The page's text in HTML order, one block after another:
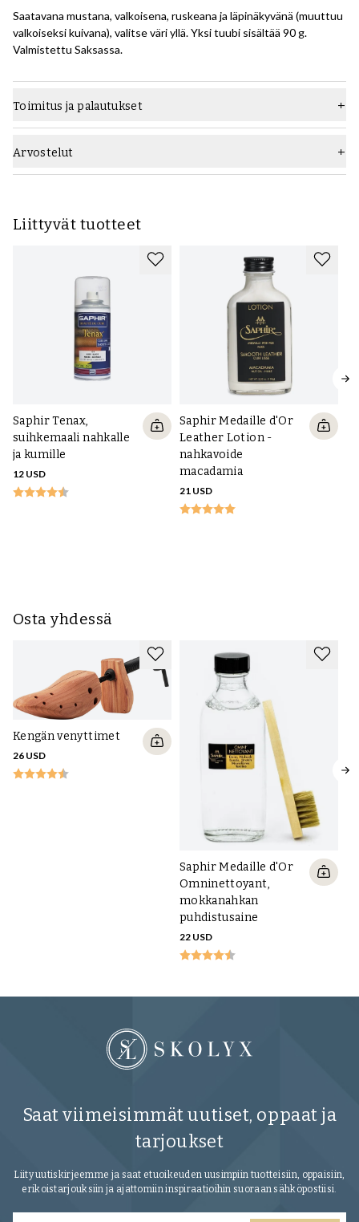
Saatavana mustana, valkoisena, ruskeana ja läpinäkyvänä (muuttuu
valkoiseksi kuivana), valitse väri yllä. Yksi tuubi sisältää 90 g.
Valmistettu Saksassa.
Toimitus ja palautukset
Arvostelut
Liittyvät tuotteet
Saphir Tenax,
suihkemaali nahkalle
ja kumille
12 USD
Saphir Medaille d'Or
Leather Lotion -
nahkavoide
macadamia
21 USD
Osta yhdessä
Kengän venyttimet
26 USD
Saphir Medaille d'Or
Omninettoyant,
mokkanahkan
puhdistusaine
22 USD
Saat viimeisimmät uutiset, oppaat ja
tarjoukset
Liity uutiskirjeemme ja saat etuoikeuden uusimpiin tuotteisiin, oppaisiin,
erikoistarjouksiin ja ajattomiin inspiraatioihin suoraan sähköpostiisi.